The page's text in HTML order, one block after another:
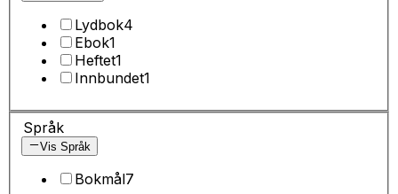
Lydbok4
Ebok1
Heftet1
Innbundet1
Språk
Vis Språk
Bokmål7